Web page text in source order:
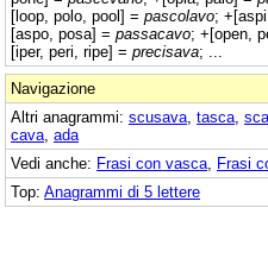
[loop, polo, pool] = pascolavo;
[aspo, posa] = passacavo; +[open,
[iper, peri, ripe] = precisava; ...
Navigazione
Altri anagrammi: scusava tasca
cava ada
Vedi anche: Frasi con vasca Frasi
Top: Anagrammi di 5 lettere